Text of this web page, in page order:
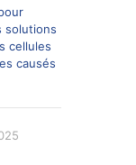
solutions
cellules
causés